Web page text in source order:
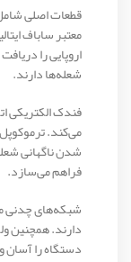
قطعات اصلی
معتبر ساباف
اروپایی را
شعله‌ها دارند.
فندک الکتریکی
شدن ناگهانی
فراهم می‌سازد.
شبکه‌های چدنی
دارند. همچنین
دستگاه را آسان